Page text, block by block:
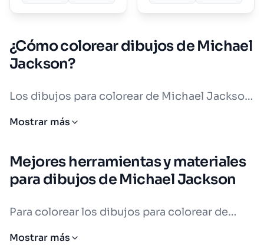
¿Cómo colorear dibujos de Michael
Jackson?
Los dibujos para colorear de Michael Jackson
son una forma divertida de celebrar al Rey del
reconocibles. El negro y el blanco son los más
usados en su ropa clásica. El rojo brillante del
traje de "Thriller" es uno de los más famosos.
El dorado aparece en muchos de sus
Mostrar más
Mejores herramientas y materiales
para dibujos de Michael Jackson
Para colorear los dibujos para colorear de
Michael Jackson, hay muchas herramientas
Mostrar más